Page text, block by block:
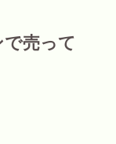
売って